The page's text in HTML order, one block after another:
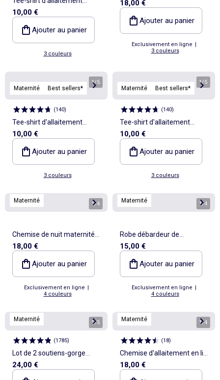
imprimé à manches courtes
10,00 €
Ajouter au panier
3 couleurs
mélangé
18,00 €
Ajouter au panier
Exclusivement en ligne |
3 couleurs
Maternité Best sellers*
1/5
(140)
Tee-shirt d'allaitement
imprimé à manches courtes
10,00 €
Ajouter au panier
3 couleurs
Maternité Best sellers*
1/5
(140)
Tee-shirt d'allaitement
imprimé à manches courtes
10,00 €
Ajouter au panier
3 couleurs
Maternité 1/4
Chemise de nuit maternité
boutonnée
18,00 €
Ajouter au panier
Exclusivement en ligne |
4 couleurs
Maternité 1/4
Robe débardeur de
maternité en rib
15,00 €
Ajouter au panier
Exclusivement en ligne |
4 couleurs
Maternité 1/5
(1785)
Lot de 2 soutiens-gorge
d'allaitement
24,00 €
Maternité 1/4
(18)
Chemise d'allaitement en lin
mélangé
18,00 €